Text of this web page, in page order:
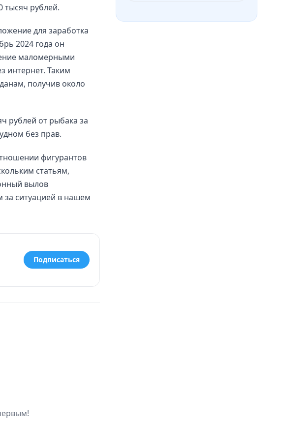
тысяч рублей.
для заработка
2024 года он
маломерными
интернет. Таким
получив около
рублей от рыбака за
без прав.
фигурантов
статьям,
вылов
за ситуацией в нашем
Подписаться